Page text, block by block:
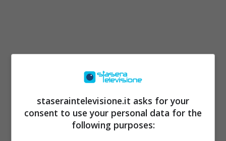
Visualizza questo post su Instagram
staseraintelevisione.it asks for your
consent to use your personal data for the
following purposes: